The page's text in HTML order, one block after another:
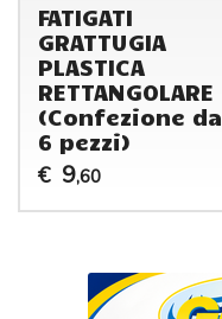
FATIGATI
GRATTUGIA
PLASTICA
RETTANGOLARE
(Confezione da
6 pezzi)
€ 9,60